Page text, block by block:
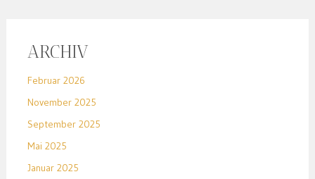
ARCHIV
Februar 2026
November 2025
September 2025
Mai 2025
Januar 2025